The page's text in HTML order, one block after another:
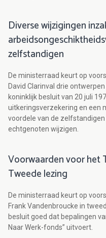
Diverse wijzigingen
zelfstandigen
De ministerraad keurt op
David Clarinval drie
koninklijk besluit van 20 juli
uitkeringsverzekering en een
voordele van de
echtgenoten wijzigen.
Voorwaarden voor het
Tweede lezing
De ministerraad keurt op
Frank Vandenbroucke in
besluit goed dat bepalingen
Naar Werk-fonds” uitvoert.